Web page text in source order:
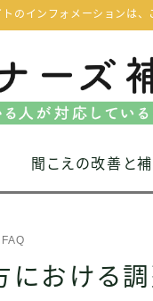
のインフォメーションは、
聞こえの改善と
おける